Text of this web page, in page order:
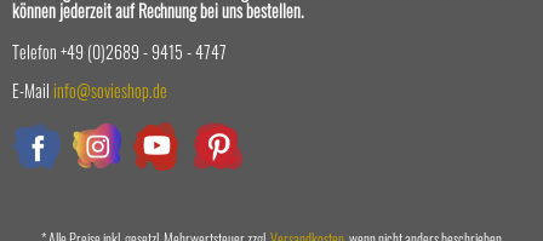
können jederzeit auf Rechnung bei uns bestellen.
Telefon +49 (0)2689 - 9415 - 4747
E-Mail info@sovieshop.de